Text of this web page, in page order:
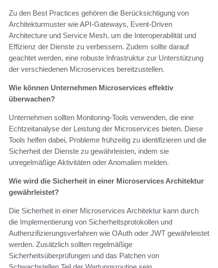
Zu den Best Practices gehören die Berücksichtigung von
Architekturmuster wie API-Gateways, Event-Driven
Architecture und Service Mesh, um die Interoperabilität und
Effizienz der Dienste zu verbessern. Zudem sollte darauf
geachtet werden, eine robuste Infrastruktur zur Unterstützung
der verschiedenen Microservices bereitzustellen.
Wie können Unternehmen Microservices effektiv
überwachen?
Unternehmen sollten Monitoring-Tools verwenden, die eine
Echtzeitanalyse der Leistung der Microservices bieten. Diese
Tools helfen dabei, Probleme frühzeitig zu identifizieren und die
Sicherheit der Dienste zu gewährleisten, indem sie
unregelmäßige Aktivitäten oder Anomalien melden.
Wie wird die Sicherheit in einer Microservices Architektur
gewährleistet?
Die Sicherheit in einer Microservices Architektur kann durch
die Implementierung von Sicherheitsprotokollen und
Authenzifizierungsverfahren wie OAuth oder JWT gewährleistet
werden. Zusätzlich sollten regelmäßige
Sicherheitsüberprüfungen und das Patchen von